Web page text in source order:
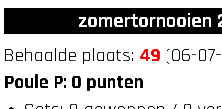
zomertornooien
Behaalde plaats: 49 (06-
Poule P: 0 punten